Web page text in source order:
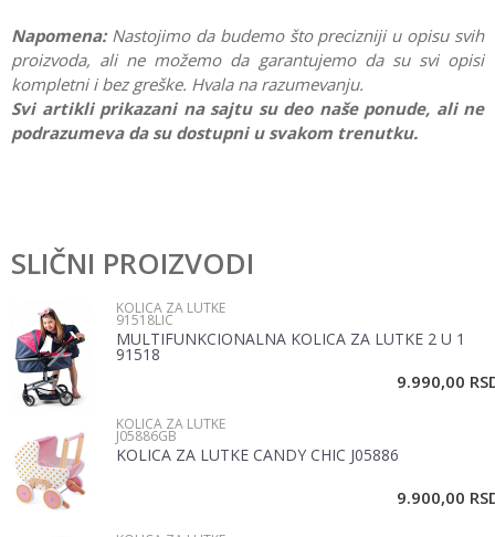
Napomena: Nastojimo da budemo što precizniji u opisu svih
proizvoda, ali ne možemo da garantujemo da su svi opisi
kompletni i bez greške. Hvala na razumevanju.
Svi artikli prikazani na sajtu su deo naše ponude, ali ne
podrazumeva da su dostupni u svakom trenutku.
Brend
Ime/Nadimak
Email
SLIČNI PROIZVODI
KOLICA ZA LUTKE
91518LIC
MULTIFUNKCIONALNA KOLICA ZA LUTKE 2 U 1
91518
9.990,00
KOLICA ZA LUTKE
J05886GB
KOLICA ZA LUTKE CANDY CHIC J05886
9.900,00